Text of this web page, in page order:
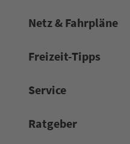
Netz & Fahrpläne
Frei­zeit-Tipps
Service
Rat­ge­ber